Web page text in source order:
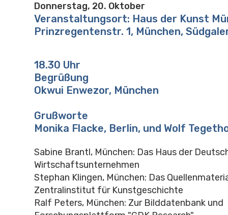
Donnerstag, 20. Oktober
Veranstaltungsort: Haus der Kunst
Prinzregentenstr. 1, München,
18.30 Uhr
Begrüßung
Okwui Enwezor, München
Grußworte
Monika Flacke, Berlin, und Wolf
Sabine Brantl, München: Das Haus der
Wirtschaftsunternehmen
Stephan Klingen, München: Das
Zentralinstitut für Kunstgeschichte
Ralf Peters, München: Zur Bilddatenbank und